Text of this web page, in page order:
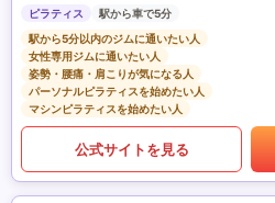
ピラティス
駅から車で5分
駅から5分以内のジムに通いたい人
女性専用ジムに通いたい人
姿勢・腰痛・肩こりが気になる人
パーソナルピラティスを始めたい人
マシンピラティスを始めたい人
公式サイトを見る